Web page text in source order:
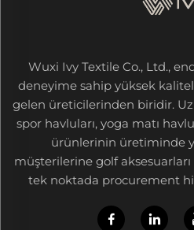
Wuxi Ivy Textile Co., Ltd.,
deneyime sahip yüksek
gelen üreticilerinden biridir.
spor havluları, yoga matı
ürünlerinin üretiminde
müşterilerine golf
tek noktada procurement